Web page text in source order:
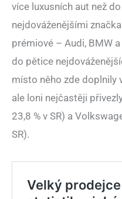
více luxusních aut než
nejdováženějšími
prémiové – Audi, BMW
do pětice
místo něho zde doplnily
ale loni nejčastěji
23,8 % v SR) a
SR).